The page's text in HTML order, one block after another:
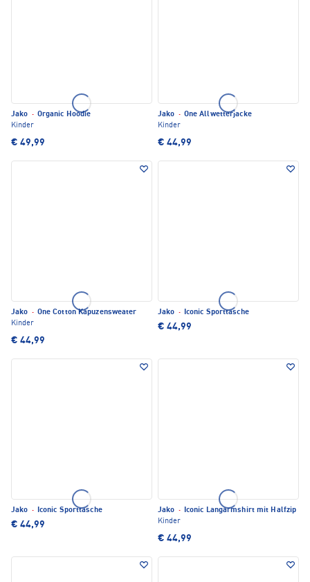
Jako · Organic Hoodie
Kinder
€ 49,99
Jako · One Allwetterjacke
Kinder
€ 44,99
Jako · One Cotton Kapuzensweater
Kinder
€ 44,99
Jako · Iconic Sporttasche
€ 44,99
Jako · Iconic Sporttasche
€ 44,99
Jako · Iconic Langarmshirt mit Halfzip
Kinder
€ 44,99